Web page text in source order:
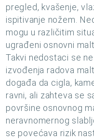
pregled, kvašenje,
ispitivanje nožem.
mogu u različitim
ugrađeni osnovni
Takvi nedostaci se
izvođenja radova
događa da cigla,
ravni, ali zahteva se
površine osnovnog
neravnomernog
se povećava rizik